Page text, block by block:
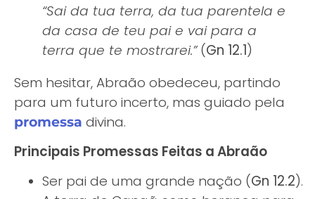
“Sai da tua terra, da tua parentela e
da casa de teu pai e vai para a
terra que te mostrarei.”(Gn 12.1)
Sem hesitar, Abraão obedeceu, partindo
para um futuro incerto, mas guiado pela
promessa divina.
Principais Promessas Feitas a Abraão
Ser pai de uma grande nação (Gn 12.2).